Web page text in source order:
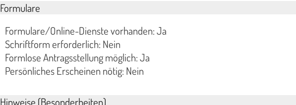
Formulare
Formulare/Online-Dienste vorhanden: Ja
Schriftform erforderlich: Nein
Formlose Antragsstellung möglich: Ja
Persönliches Erscheinen nötig: Nein
Hinweise (Besonderheiten)